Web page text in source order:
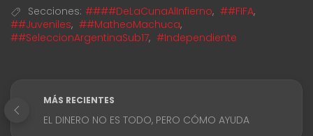
Secciones: ####DeLaCunaAlInfierno, ##FIFA,
##Juveniles, ##MatheoMachuca,
##SeleccionArgentinaSub17, #Independiente
MÁS RECIENTES
EL DINERO NO ES TODO, PERO CÓMO AYUDA